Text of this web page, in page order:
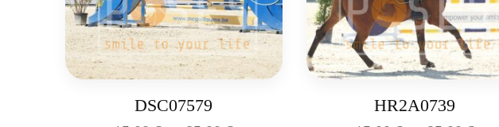
DSC07579 HR2A0739